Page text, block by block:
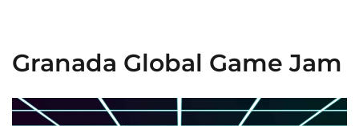
Granada Global Game Jam